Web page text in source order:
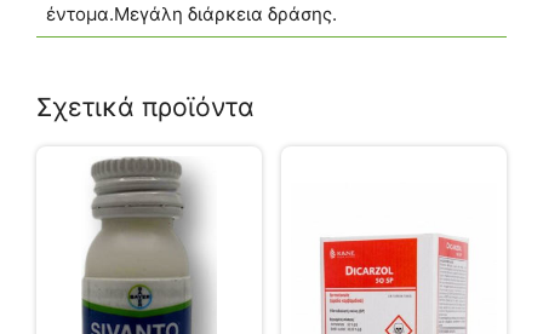
έντομα.Μεγάλη διάρκεια δράσης.
Σχετικά προϊόντα